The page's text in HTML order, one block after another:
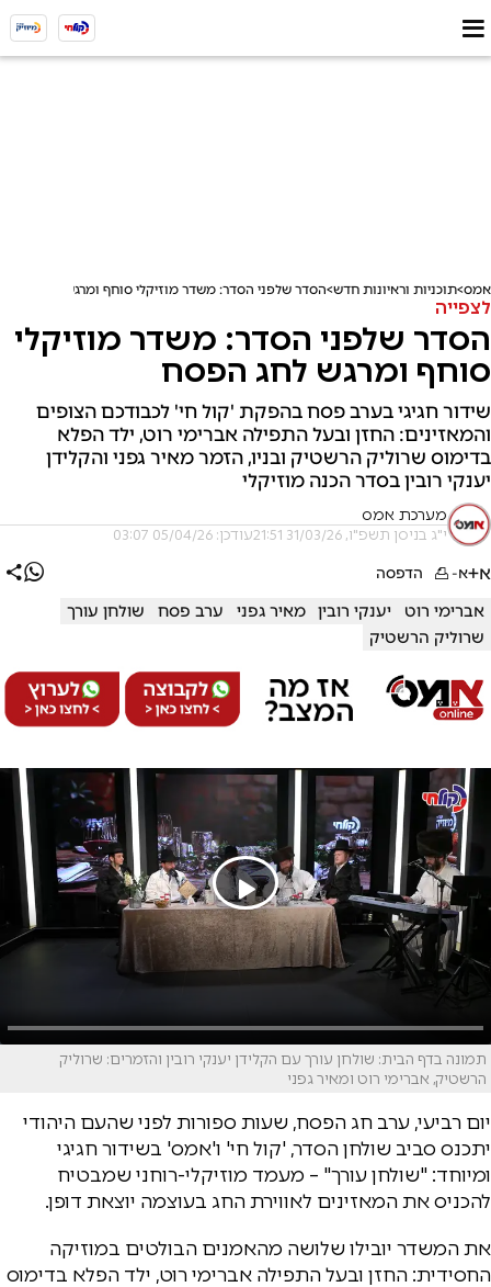
אמס תוכניות וראיונות חדש הסדר שלפני הסדר: משדר מוזיקלי סוחף ומרגש לחג הפסח
לצפייה
הסדר שלפני הסדר: משדר מוזיקלי
סוחף ומרגש לחג הפסח
שידור חגיגי בערב פסח בהפקת 'קול חי' לכבודכם הצופים
והמאזינים: החזן ובעל התפילה אברימי רוט, ילד הפלא
בדימוס שרוליק הרשטיק ובניו, הזמר מאיר גפני והקלידן
יענקי רובין בסדר הכנה מוזיקלי
מערכת אמס
י"ג בניסן תשפ"ו, 31/03/26 21:51 עודכן: 05/04/26 03:07
א+א- הדפסה
אברימי רוט יענקי רובין מאיר גפני ערב פסח
שולחן עורך
שרוליק הרשטיק
תמונה בדף הבית: שולחן עורך עם הקלידן יענקי רובין והזמרים: שרוליק
הרשטיק, אברימי רוט ומאיר גפני
יום רביעי, ערב חג הפסח, שעות ספורות לפני שהעם היהודי
יתכנס סביב שולחן הסדר, 'קול חי' ו'אמס' בשידור חגיגי
ומיוחד: "שולחן עורך" – מעמד מוזיקלי-רוחני שמבטיח
להכניס את המאזינים לאווירת החג בעוצמה יוצאת דופן.
את המשדר יובילו שלושה מהאמנים הבולטים במוזיקה
החסידית: החזן ובעל התפילה אברימי רוט, ילד הפלא בדימוס